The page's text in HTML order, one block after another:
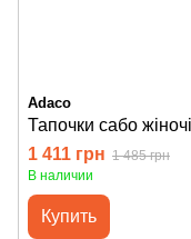
Adaco
Тапочки сабо
1 411 грн 1 485 грн
В наличии
Купить